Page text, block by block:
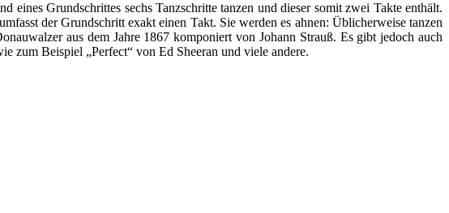
eines Grundschrittes sechs Tanzschritte tanzen und dieser somit zwei Takte enthält.
der Grundschritt exakt einen Takt. Sie werden es ahnen: Üblicherweise tanzen
aus dem Jahre 1867 komponiert von Johann Strauß. Es gibt jedoch auch
zum Beispiel „Perfect“ von Ed Sheeran und viele andere.